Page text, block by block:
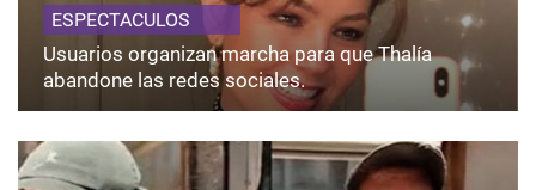
ESPECTACULOS
Usuarios organizan marcha para que Thalía
abandone las redes sociales.